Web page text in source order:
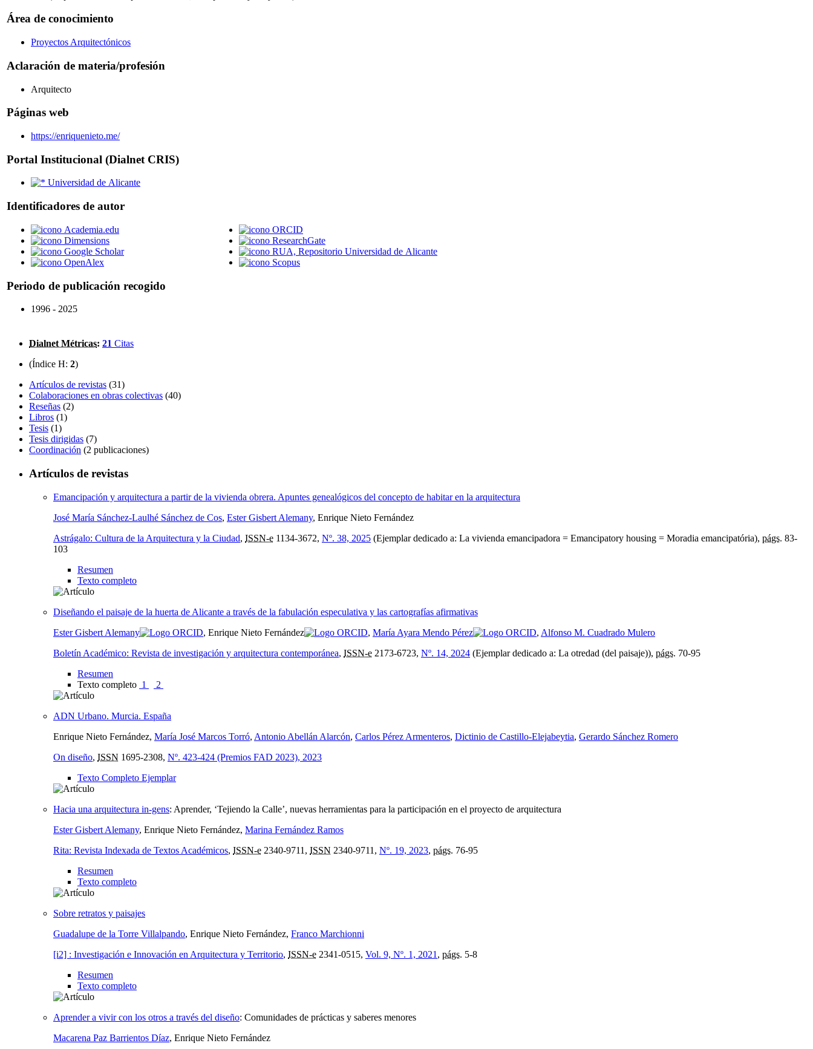
Área de conocimiento
Proyectos Arquitectónicos
Aclaración de materia/profesión
Arquitecto
Páginas web
https://enriquenieto.me/
Portal Institucional (Dialnet CRIS)
Universidad de Alicante
Identificadores de autor
Academia.edu
Dimensions
Google Scholar
OpenAlex
ORCID
ResearchGate
RUA, Repositorio Universidad de Alicante
Scopus
Periodo de publicación recogido
1996 - 2025
Dialnet Métricas: 21 Citas
(Índice H: 2)
Artículos de revistas (31)
Colaboraciones en obras colectivas (40)
Reseñas (2)
Libros (1)
Tesis (1)
Tesis dirigidas (7)
Coordinación (2 publicaciones)
Artículos de revistas
Emancipación y arquitectura a partir de la vivienda obrera. Apuntes genealógicos del concepto de habitar en la arquitectura
José María Sánchez-Laulhé Sánchez de Cos, Ester Gisbert Alemany, Enrique Nieto Fernández
Astrágalo: Cultura de la Arquitectura y la Ciudad, ISSN-e 1134-3672, Nº. 38, 2025 (Ejemplar dedicado a: La vivienda emancipadora = Emancipatory housing = Moradia emancipatória), págs. 83-
103
Resumen
Texto completo
Diseñando el paisaje de la huerta de Alicante a través de la fabulación especulativa y las cartografías afirmativas
Ester Gisbert Alemany
, Enrique Nieto Fernández , María Ayara Mendo Pérez , Alfonso M. Cuadrado Mulero
Boletín Académico: Revista de investigación y arquitectura contemporánea, ISSN-e 2173-6723, Nº. 14, 2024 (Ejemplar dedicado a: La otredad (del paisaje)), págs. 70-95
Resumen
Texto completo 1 2
ADN Urbano. Murcia. España
Enrique Nieto Fernández, María José Marcos Torró, Antonio Abellán Alarcón, Carlos Pérez Armenteros, Dictinio de Castillo-Elejabeytia, Gerardo Sánchez Romero
On diseño, ISSN 1695-2308, Nº. 423-424 (Premios FAD 2023), 2023
Texto Completo Ejemplar
Hacia una arquitectura in-gens: Aprender, ‘Tejiendo la Calle’, nuevas herramientas para la participación en el proyecto de arquitectura
Ester Gisbert Alemany, Enrique Nieto Fernández, Marina Fernández Ramos
Rita: Revista Indexada de Textos Académicos, ISSN-e 2340-9711, ISSN 2340-9711, Nº. 19, 2023, págs. 76-95
Resumen
Texto completo
Sobre retratos y paisajes
Guadalupe de la Torre Villalpando, Enrique Nieto Fernández, Franco Marchionni
[i2] : Investigación e Innovación en Arquitectura y Territorio, ISSN-e 2341-0515, Vol. 9, Nº. 1, 2021 , págs. 5-8
Resumen
Texto completo
Aprender a vivir con los otros a través del diseño: Comunidades de prácticas y saberes menores
Macarena Paz Barrientos Díaz, Enrique Nieto Fernández